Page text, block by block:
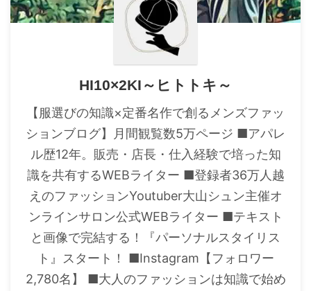
HI10×2KI～ヒトトキ～
【服選びの知識×定番名作で創るメンズファッ
ションブログ】月間観覧数5万ページ ■アパレ
ル歴12年。販売・店長・仕入経験で培った知
識を共有するWEBライター ■登録者36万人越
えのファッションYoutuber大山シュン主催オ
ンラインサロン公式WEBライター ■テキスト
と画像で完結する！『パーソナルスタイリス
ト』スタート！ ■Instagram【フォロワー
2,780名】 ■大人のファッションは知識で始め